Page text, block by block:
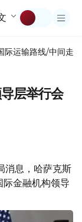
际运输路线/中间走廊
层举行会
息，哈萨克斯
际金融机构领导